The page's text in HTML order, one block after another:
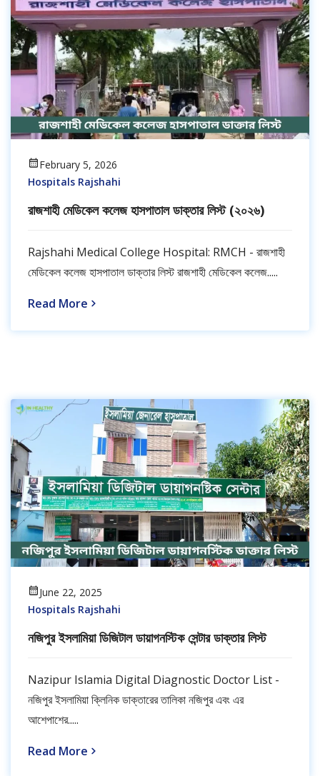
February 5, 2026
Hospitals Rajshahi
রাজশাহী মেডিকেল কলেজ হাসপাতাল ডাক্তার লিস্ট (২০২৬)
Rajshahi Medical College Hospital: RMCH - রাজশাহী
মেডিকেল কলেজ হাসপাতাল ডাক্তার লিস্ট রাজশাহী মেডিকেল কলেজ.....
Read More
June 22, 2025
Hospitals Rajshahi
নজিপুর ইসলামিয়া ডিজিটাল ডায়াগনস্টিক সেন্টার ডাক্তার লিস্ট
Nazipur Islamia Digital Diagnostic Doctor List -
নজিপুর ইসলামিয়া ক্লিনিক ডাক্তারের তালিকা নজিপুর এবং এর
আশেপাশের.....
Read More